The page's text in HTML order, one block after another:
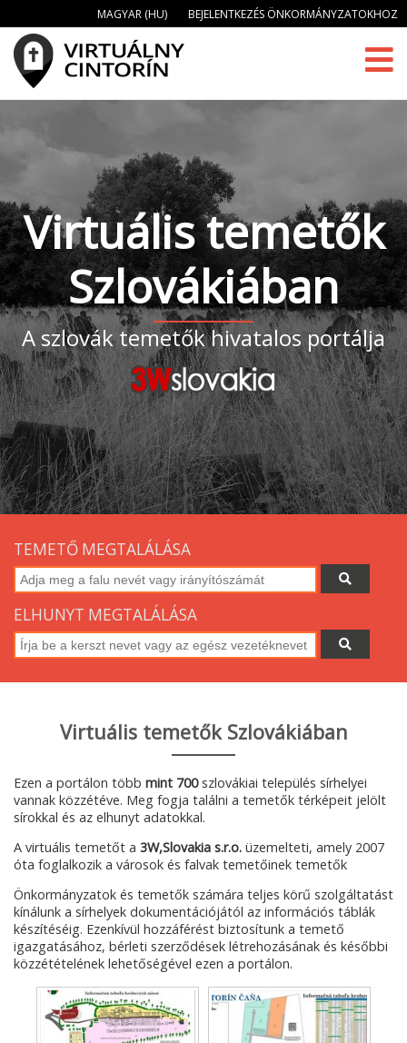
MAGYAR (HU) BEJELENTKEZÉS ÖNKORMÁNYZATOKHOZ
Virtuális temetők
Szlovákiában
A szlovák temetők hivatalos portálja
TEMETŐ MEGTALÁLÁSA
ELHUNYT MEGTALÁLÁSA
Virtuális temetők Szlovákiában
Ezen a portálon több mint 700szlovákiai település sírhelyei
vannak közzétéve. Meg fogja találni a temetők térképeit jelölt
sírokkal és az elhunyt adatokkal.
A virtuális temetőt a 3W,Slovakia s.r.o. üzemelteti, amely 2007
óta foglalkozik a városok és falvak temetőinek temetők
Önkormányzatok és temetők számára teljes körű szolgáltatást
kínálunk a sírhelyek dokumentációjától az információs táblák
készítéséig. Ezenkívül hozzáférést biztosítunk a temető
igazgatásához, bérleti szerződések létrehozásának és későbbi
közzétételének lehetőségével ezen a portálon.